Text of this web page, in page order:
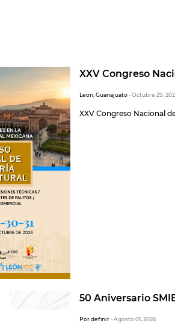
XXV Congreso
León, Guanajuato- Octubre 29,
XXV Congreso Nacional
50 Aniversario
Por definir- Agosto 01, 2026